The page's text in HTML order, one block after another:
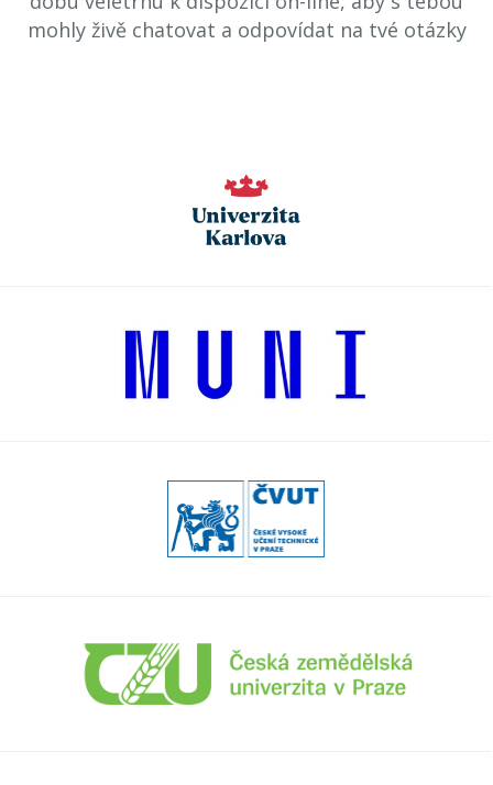
mohly živě chatovat a odpovídat na tvé otázky